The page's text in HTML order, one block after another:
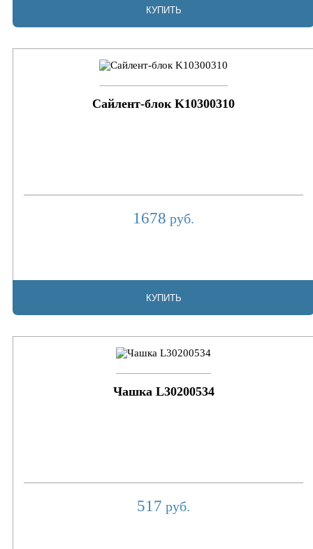
КУПИТЬ
Сайлент-блок K10300310
1678 руб.
КУПИТЬ
Чашка L30200534
517 руб.